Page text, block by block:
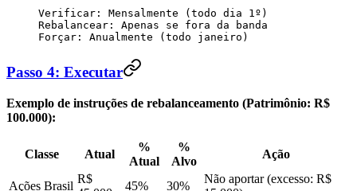
Verificar: Mensalmente (todo dia 1º)
Rebalancear: Apenas se fora da banda
Forçar: Anualmente (todo janeiro)
Passo 4: Executar
Exemplo de instruções de rebalanceamento (Patrimônio: R$
100.000):
Classe Atual
%
Atual
%
Alvo
Ação
Ações Brasil
R$
45% 30%
Não aportar (excesso: R$